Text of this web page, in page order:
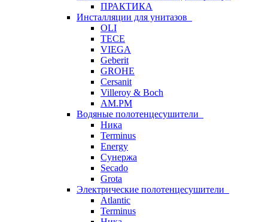
ПРАКТИКА
Инсталляции для унитазов
OLI
TECE
VIEGA
Geberit
GROHE
Cersanit
Villeroy & Boch
AM.PM
Водяные полотенцесушители
Ника
Terminus
Energy
Сунержа
Secado
Grota
Электрические полотенцесушители
Atlantic
Terminus